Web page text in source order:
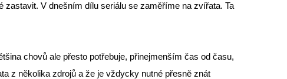
V dnešním dílu seriálu se zaměříme na zvířata. Ta
chovů ale přesto potřebuje, přinejmenším čas od času,
z několika zdrojů a že je vždycky nutné přesně znát